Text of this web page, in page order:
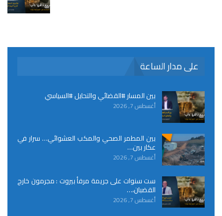
على مدار الساعة
بين المسار #القضائي والتحايل #السياسي
أغسطس 7, 2026
بين المطمر الصحي والمكب العشوائي… سرار في
عكار بين…
أغسطس 7, 2026
ست سنوات على جريمة مرفأ بيروت : مجرمون خارج
القضبان،…
أغسطس 7, 2026